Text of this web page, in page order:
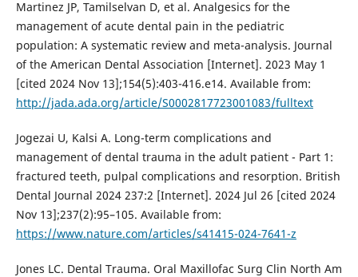
Martinez JP, Tamilselvan D, et al. Analgesics for the
management of acute dental pain in the pediatric
population: A systematic review and meta-analysis. Journal
of the American Dental Association [Internet]. 2023 May 1
[cited 2024 Nov 13];154(5):403-416.e14. Available from:
http://jada.ada.org/article/S0002817723001083/fulltext
Jogezai U, Kalsi A. Long-term complications and
management of dental trauma in the adult patient - Part 1:
fractured teeth, pulpal complications and resorption. British
Dental Journal 2024 237:2 [Internet]. 2024 Jul 26 [cited 2024
Nov 13];237(2):95–105. Available from:
https://www.nature.com/articles/s41415-024-7641-z
Jones LC. Dental Trauma. Oral Maxillofac Surg Clin North Am